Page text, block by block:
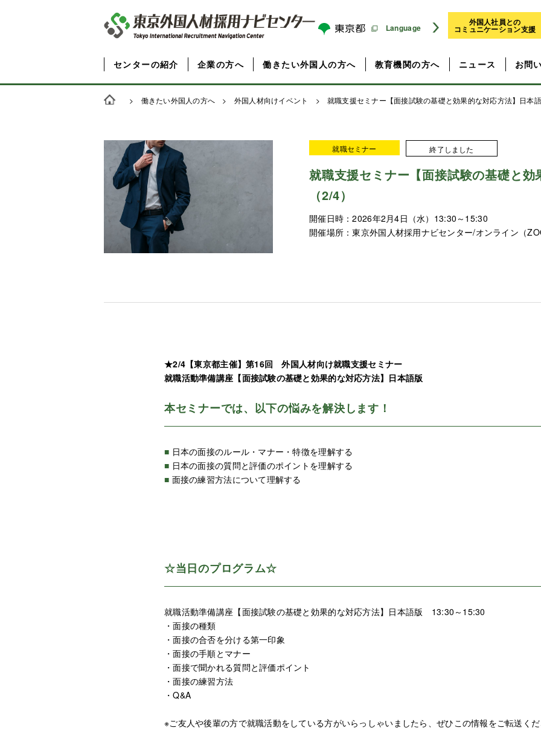
Language
外国人社員との
コミュニケーション支援
センターの紹介 企業の方へ 働きたい外国人の方へ 教育機関の方へ ニュース お問
> 働きたい外国人の方へ > 外国人材向けイベント > 就職支援セミナー【面接試験の基礎と効果的な対応方法】日本
就職セミナー 終了しました
就職支援セミナー【面接試験の基礎と
（2/4）
開催日時：2026年2月4日（水）13:30～15:30
開催場所：東京外国人材採用ナビセンター/オンライン（
★2/4【東京都主催】第16回 外国人材向け就職支援セミナー
就職活動準備講座【面接試験の基礎と効果的な対応方法】日本語版
本セミナーでは、以下の悩みを解決します！
■ 日本の面接のルール・マナー・特徴を理解する
■ 日本の面接の質問と評価のポイントを理解する
■ 面接の練習方法について理解する
☆当日のプログラム☆
就職活動準備講座【面接試験の基礎と効果的な対応方法】日本語版 13:30～15:30
・面接の種類
・面接の合否を分ける第一印象
・面接の手順とマナー
・面接で聞かれる質問と評価ポイント
・面接の練習方法
・Q&A
※ご友人や後輩の方で就職活動をしている方がいらっしゃいましたら、ぜひこの情報をご転送く